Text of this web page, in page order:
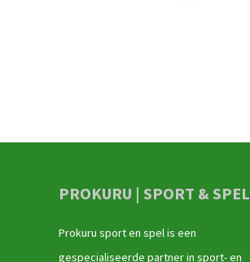
PROKURU | SPORT & SPEL
Prokuru sport en spel is een
gespecialiseerde partner in sport- en